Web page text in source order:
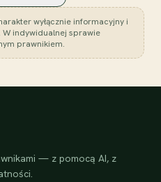
wyłącznie informacyjny i
indywidualnej sprawie
prawnikiem.
— z pomocą AI, z